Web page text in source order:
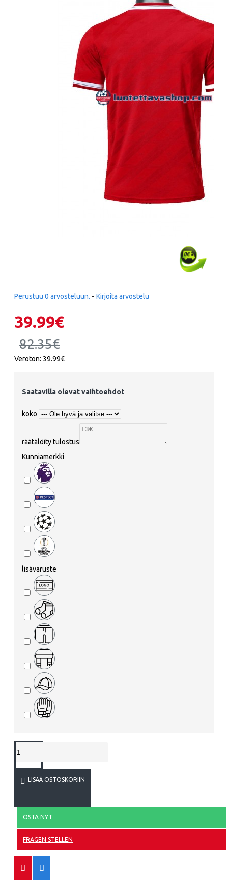
Perustuu 0 arvosteluun. - Kirjoita arvostelu
39.99€
82.35€
Veroton: 39.99€
Saatavilla olevat vaihtoehdot
koko
räätälöity tulostus
Kunniamerkki
lisävaruste
LISÄÄ OSTOSKORIIN
OSTA NYT
FRAGEN STELLEN